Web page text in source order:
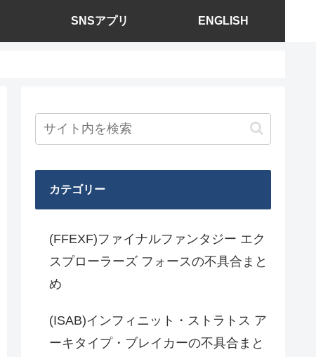
SNSアプリ ENGLISH
カテゴリー
(FFEXF)ファイナルファンタジー エク
スプローラーズ フォースの不具合まと
め
(ISAB)インフィニット・ストラトス ア
ーキタイプ・ブレイカーの不具合まと